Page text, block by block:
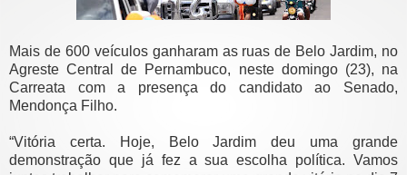
Mais de 600 veículos ganharam as ruas de Belo Jardim, no
Agreste Central de Pernambuco, neste domingo (23), na
Carreata com a presença do candidato ao Senado,
Mendonça Filho.
“Vitória certa. Hoje, Belo Jardim deu uma grande
demonstração que já fez a sua escolha política. Vamos